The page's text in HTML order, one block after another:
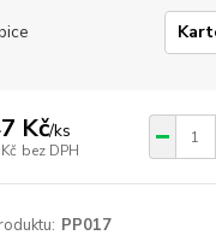
Kč/ks
bez DPH
PP017